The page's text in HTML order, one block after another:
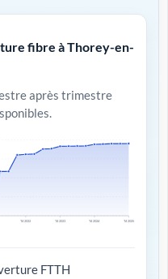
fibre à Thorey-en-
après trimestre
T4 2022 T4 2023 T4 2024 T4 2025
FTTH